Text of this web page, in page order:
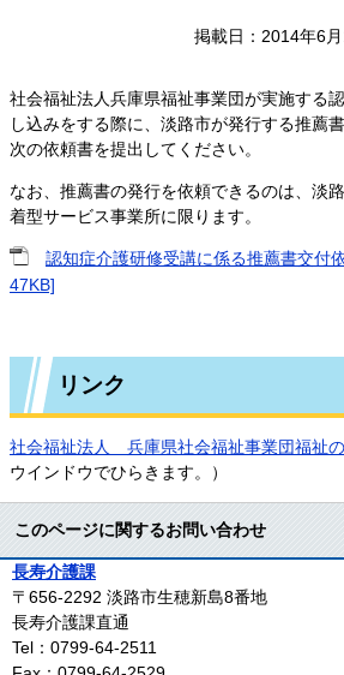
掲載日：2014年6
社会福祉法人兵庫県福祉事業団が実施する
し込みをする際に、淡路市が発行する推薦
次の依頼書を提出してください。
なお、推薦書の発行を依頼できるのは、淡
着型サービス事業所に限ります。
認知症介護研修受講に係る推薦書交付
47KB]
リンク
社会福祉法人 兵庫県社会福祉事業団福祉
ウインドウでひらきます。）
このページに関するお問い合わせ
長寿介護課
〒656-2292 淡路市生穂新島8番地
長寿介護課直通
Tel：0799-64-2511